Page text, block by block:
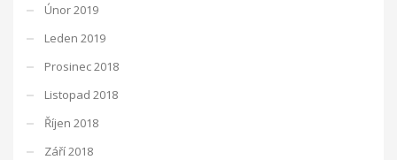
Únor 2019
Leden 2019
Prosinec 2018
Listopad 2018
Říjen 2018
Září 2018